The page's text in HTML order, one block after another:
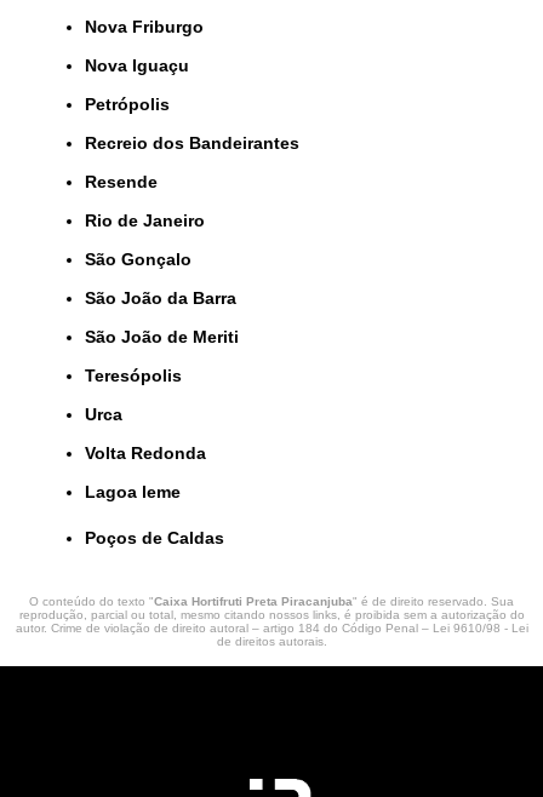
Nova Friburgo
Nova Iguaçu
Petrópolis
Recreio dos Bandeirantes
Resende
Rio de Janeiro
São Gonçalo
São João da Barra
São João de Meriti
Teresópolis
Urca
Volta Redonda
lagoa leme
Poços de Caldas
O conteúdo do texto "Caixa Hortifruti Preta Piracanjuba" é de direito reservado. Sua
reprodução, parcial ou total, mesmo citando nossos links, é proibida sem a autorização do
autor. Crime de violação de direito autoral – artigo 184 do Código Penal – Lei 9610/98 - Lei
de direitos autorais.